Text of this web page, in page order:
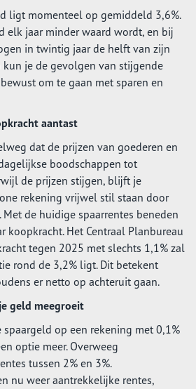
ligt momenteel op gemiddeld 3,6%.
elk jaar minder waard wordt, en bij
in twintig jaar de helft van zijn
kun je de gevolgen van stijgende
om te gaan met sparen en
aantast
dat de prijzen van goederen en
boodschappen tot
de prijzen stijgen, blijft je
rekening vrijwel stil staan door
Met de huidige spaarrentes beneden
koopkracht. Het Centraal Planbureau
tegen 2025 met slechts 1,1% zal
rond de 3,2% ligt. Dit betekent
er netto op achteruit gaan.
geld meegroeit
op een rekening met 0,1%
optie meer. Overweeg
tussen 2% en 3%.
nu weer aantrekkelijke rentes,